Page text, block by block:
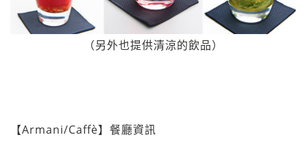
（另外也提供清涼的飲品）
【Armani/Caffè】餐廳資訊